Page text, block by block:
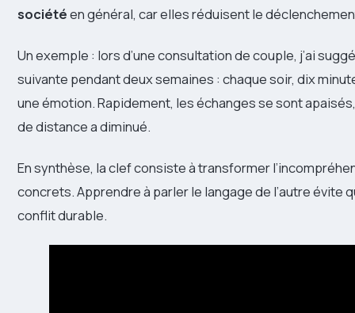
sociétéen général, car elles réduisent le
Un exemple : lors d’une consultation de couple, j’ai
suivante pendant deux semaines : chaque soir, dix
une émotion. Rapidement, les échanges se sont
de distance a diminué.
En synthèse, la clef consiste à transformer
concrets. Apprendre à parler le langage de l’autre évite
conflit durable.